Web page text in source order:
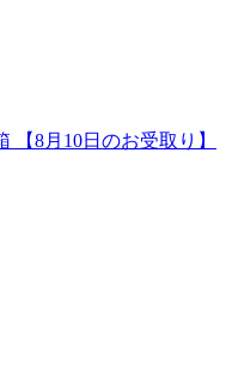
【8月10日のお受取り】